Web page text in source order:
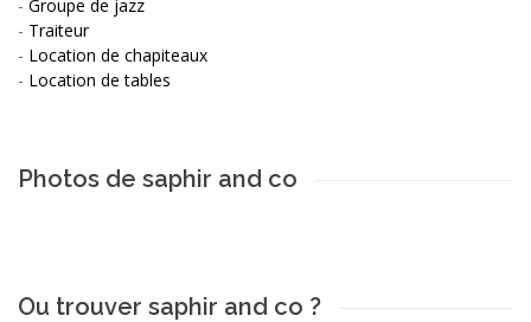
- Groupe de jazz
- Traiteur
- Location de chapiteaux
- Location de tables
Photos de saphir and co
Ou trouver saphir and co ?